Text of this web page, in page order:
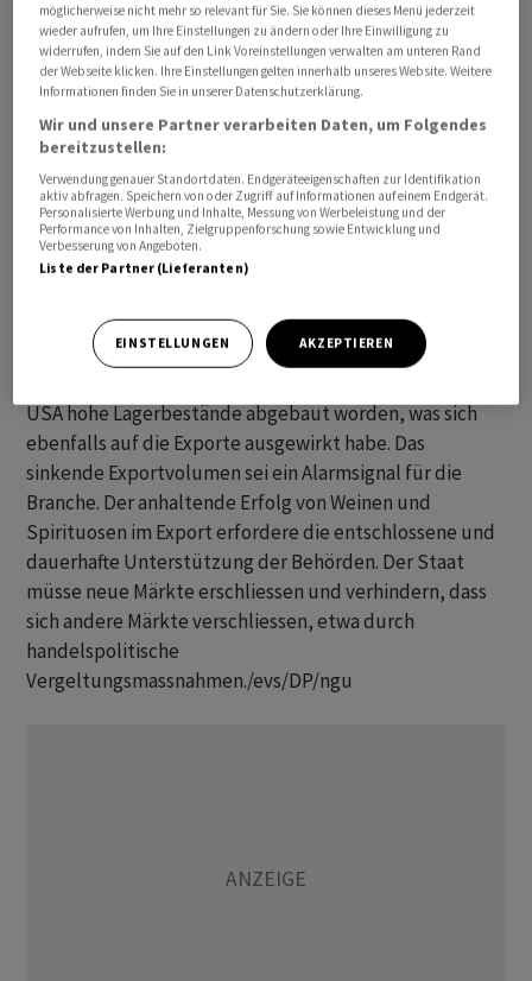
Bei Wein allein ist Deutschland Frankreichs
zweitwichtigster Abnehmer nach den USA, wenn man
auf das Volumen schaut. Was den Wert der Weinexporte
angeht, rangiert Deutschland nach den USA und
Grossbritannien an dritter Stelle. Bei den Spirituosen ist
Deutschland dem Volumen nach drittwichtigster
Abnehmer Frankreichs. Wenn man auf den Wert schaut,
liegt Deutschland auf Rang fünf.
Jahr das Budget vieler Konsumenten belastet und den
Absatz von Wein und Spirituosen gebremst, sagte FEVS-
USA hohe Lagerbestände abgebaut worden, was sich
ebenfalls auf die Exporte ausgewirkt habe. Das
sinkende Exportvolumen sei ein Alarmsignal für die
Branche. Der anhaltende Erfolg von Weinen und
Spirituosen im Export erfordere die entschlossene und
dauerhafte Unterstützung der Behörden. Der Staat
müsse neue Märkte erschliessen und verhindern, dass
sich andere Märkte verschliessen, etwa durch
handelspolitische
Vergeltungsmassnahmen./evs/DP/ngu
möglicherweise nicht mehr so relevant für Sie. Sie können dieses Menü jederzeit
wieder aufrufen, um Ihre Einstellungen zu ändern oder Ihre Einwilligung zu
widerrufen, indem Sie auf den Link Voreinstellungen verwalten am unteren Rand
der Webseite klicken. Ihre Einstellungen gelten innerhalb unseres Website. Weitere
Informationen finden Sie in unserer Datenschutzerklärung.
Wir und unsere Partner verarbeiten Daten, um Folgendes
bereitzustellen:
Verwendung genauer Standortdaten. Endgeräteeigenschaften zur Identifikation
aktiv abfragen. Speichern von oder Zugriff auf Informationen auf einem Endgerät.
Personalisierte Werbung und Inhalte, Messung von Werbeleistung und der
Performance von Inhalten, Zielgruppenforschung sowie Entwicklung und
Verbesserung von Angeboten.
Liste der Partner (Lieferanten)
EINSTELLUNGEN AKZEPTIEREN